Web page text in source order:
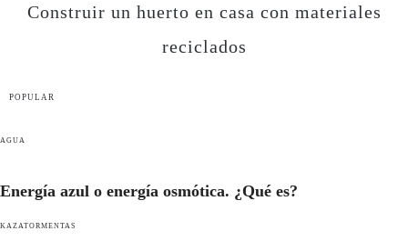
Construir un huerto en casa con materiales
reciclados
POPULAR
AGUA
Energía azul o energía osmótica. ¿Qué es?
KAZATORMENTAS